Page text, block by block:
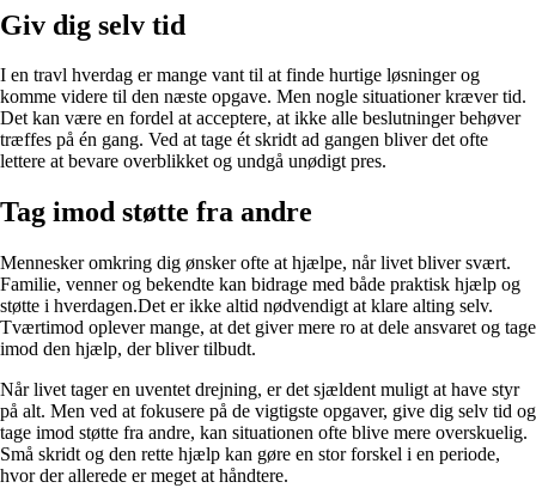
Giv dig selv tid
I en travl hverdag er mange vant til at finde hurtige løsninger og
komme videre til den næste opgave. Men nogle situationer kræver tid.
Det kan være en fordel at acceptere, at ikke alle beslutninger behøver
træffes på én gang. Ved at tage ét skridt ad gangen bliver det ofte
lettere at bevare overblikket og undgå unødigt pres.
Tag imod støtte fra andre
Mennesker omkring dig ønsker ofte at hjælpe, når livet bliver svært.
Familie, venner og bekendte kan bidrage med både praktisk hjælp og
støtte i hverdagen.Det er ikke altid nødvendigt at klare alting selv.
Tværtimod oplever mange, at det giver mere ro at dele ansvaret og tage
imod den hjælp, der bliver tilbudt.
Når livet tager en uventet drejning, er det sjældent muligt at have styr
på alt. Men ved at fokusere på de vigtigste opgaver, give dig selv tid og
tage imod støtte fra andre, kan situationen ofte blive mere overskuelig.
Små skridt og den rette hjælp kan gøre en stor forskel i en periode,
hvor der allerede er meget at håndtere.